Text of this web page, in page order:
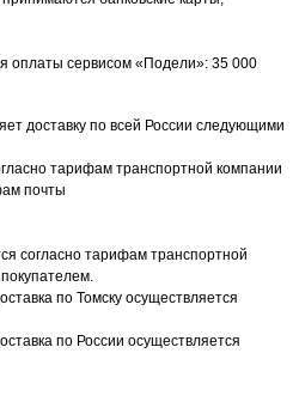
оплаты сервисом «Подели»: 35 000
доставку по всей России следующими
тарифам транспортной компании
почты
согласно тарифам транспортной
по Томску осуществляется
по России осуществляется